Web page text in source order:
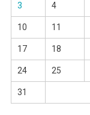
3 4
10 11
17 18
24 25
31